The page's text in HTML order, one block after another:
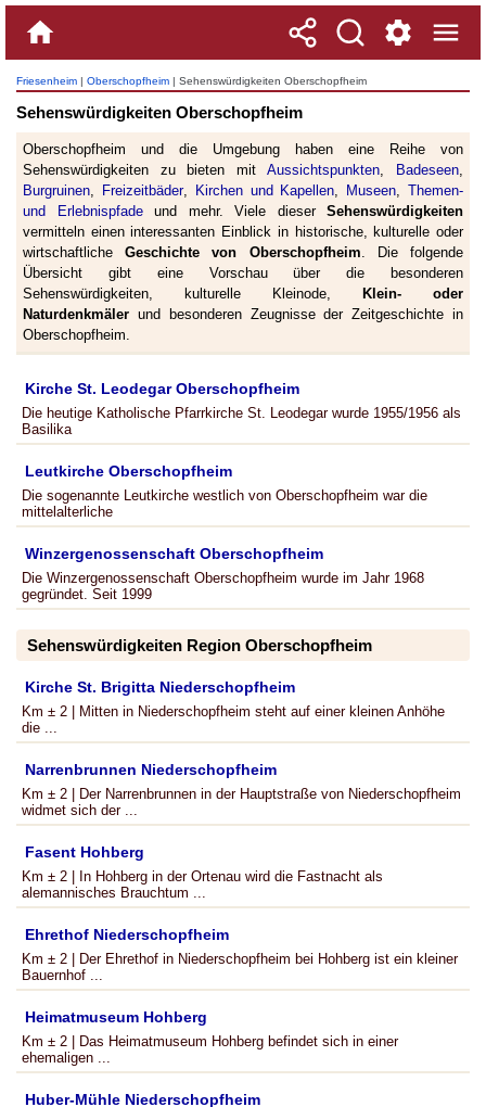
Friesenheim | Oberschopfheim | Sehenswürdigkeiten Oberschopfheim
Sehenswürdigkeiten Oberschopfheim
Oberschopfheim und die Umgebung haben eine Reihe von
Sehenswürdigkeiten zu bieten mitAussichtspunkten, Badeseen,
Burgruinen, Freizeitbäder, Kirchen und Kapellen, Museen,Themen-
und Erlebnispfadeund mehr. Viele dieser Sehenswürdigkeiten
vermitteln einen interessanten Einblick in historische, kulturelle oder
wirtschaftlicheGeschichte von Oberschopfheim. Die folgende
Übersicht gibt eine Vorschau über die besonderen
Sehenswürdigkeiten, kulturelle Kleinode,
Klein- oder
Naturdenkmäler und besonderen Zeugnisse der Zeitgeschichte in
Oberschopfheim.
Kirche St. Leodegar Oberschopfheim
Die heutige Katholische Pfarrkirche St. Leodegar wurde 1955/1956 als
Basilika
Leutkirche Oberschopfheim
Die sogenannte Leutkirche westlich von Oberschopfheim war die
mittelalterliche
Winzergenossenschaft Oberschopfheim
Die Winzergenossenschaft Oberschopfheim wurde im Jahr 1968
gegründet. Seit 1999
Sehenswürdigkeiten Region Oberschopfheim
Kirche St. Brigitta Niederschopfheim
Km ± 2 | Mitten in Niederschopfheim steht auf einer kleinen Anhöhe
die ...
Narrenbrunnen Niederschopfheim
Km ± 2 | Der Narrenbrunnen in der Hauptstraße von Niederschopfheim
widmet sich der ...
Fasent Hohberg
Km ± 2 | In Hohberg in der Ortenau wird die Fastnacht als
alemannisches Brauchtum ...
Ehrethof Niederschopfheim
Km ± 2 | Der Ehrethof in Niederschopfheim bei Hohberg ist ein kleiner
Bauernhof ...
Heimatmuseum Hohberg
Km ± 2 | Das Heimatmuseum Hohberg befindet sich in einer
ehemaligen ...
Huber-Mühle Niederschopfheim